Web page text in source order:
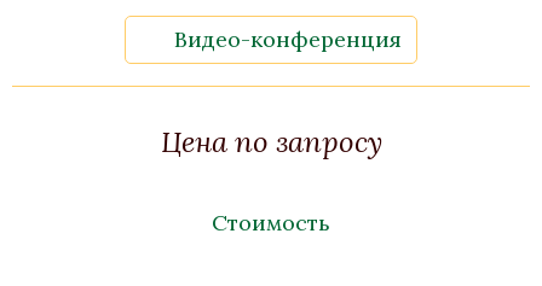
Видео-конференция
Цена по запросу
Стоимость